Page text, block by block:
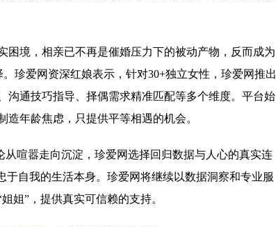
困境，相亲已不再是催婚压力下的被动产物，反而成为
珍爱网资深红娘表示，针对30+独立女性，珍爱网推出
沟通技巧指导、择偶需求精准匹配等多个维度。平台始
年龄焦虑，只提供平等相遇的机会。
从喧嚣走向沉淀，珍爱网选择回归数据与人心的真实连
于自我的生活本身。珍爱网将继续以数据洞察和专业服
姐”，提供真实可信赖的支持。